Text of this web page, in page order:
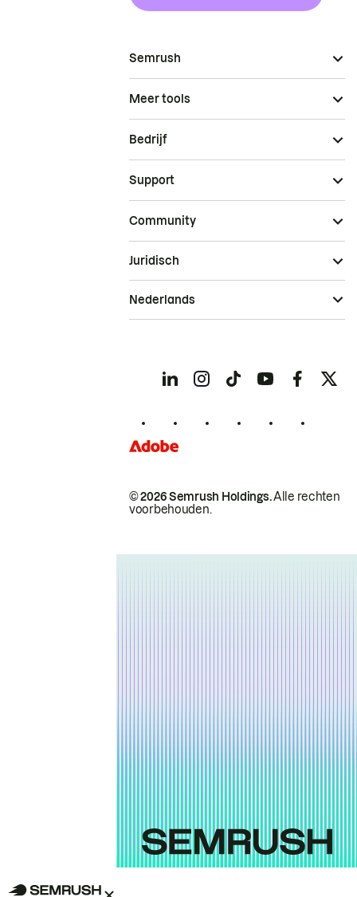
Semrush
Meer tools
Bedrijf
Support
Community
© 2026 Semrush Holdings.Alle rechten
voorbehouden.
Juridisch
Nederlands